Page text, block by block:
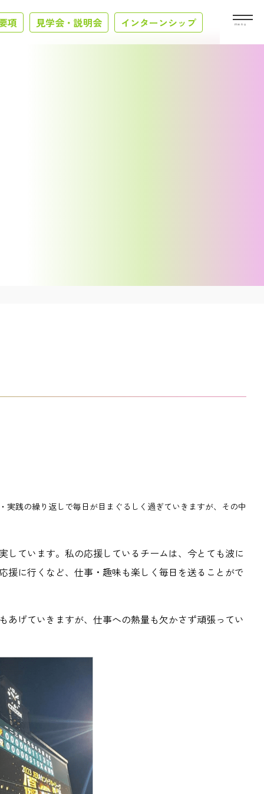
項 見学会・説明会 インターンシップ
実践の繰り返しで毎日が目まぐるしく過ぎていきますが、その中
ています。私の応援しているチームは、今とても波に
に行くなど、仕事・趣味も楽しく毎日を送ることがで
げていきますが、仕事への熱量も欠かさず頑張ってい